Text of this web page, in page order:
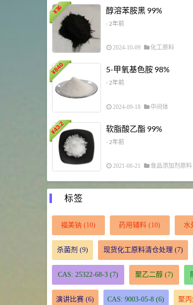
¥
36 醇溶苯胺黑 99%
- 2年前
2024-10-09 化工原料
¥
840 5-甲氧基色胺 98%
- 2年前
2024-09-18 中间体
¥
43.2 软脂酸乙酯 99%
- 2年前
2021-06-21 食品添加剂原料
标签
福美钠 (10) 药用辅料 (10) 水
杀菌剂 (9) 现货化工原料清仓处理 (7)
CAS: 25322-68-3(7) 聚乙二醇(7)
演讲比赛 (6) CAS: 9003-05-8 (6) 聚